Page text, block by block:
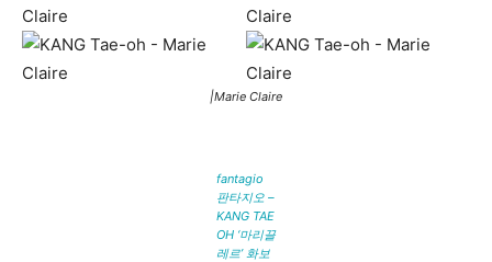
|Marie Claire
fantagio
판타지오 –
KANG TAE
OH ‘마리끌
레르’ 화보